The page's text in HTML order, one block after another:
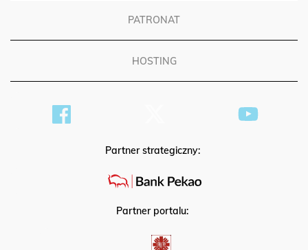
PATRONAT
HOSTING
Partner strategiczny:
Partner portalu: